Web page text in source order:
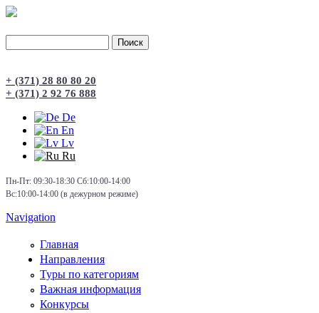
+ (371) 28 80 80 20
+ (371) 2 92 76 888
De
En
Lv
Ru
Пн-Пт: 09:30-18:30 Сб:10:00-14:00
Вс:10:00-14:00 (в дежурном режиме)
Navigation
Главная
Направления
Туры по категориям
Важная информация
Конкурсы